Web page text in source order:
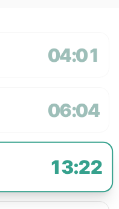
04:01
06:04
13:22